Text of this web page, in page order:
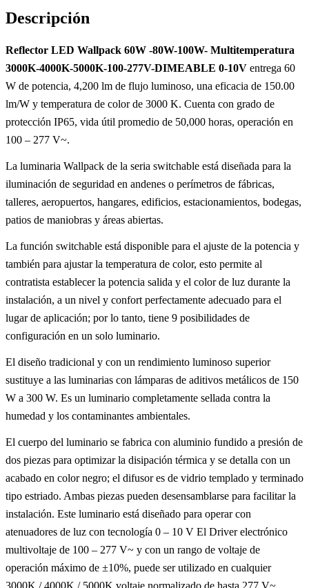
Descripción
Reflector LED Wallpack 60W -80W-100W- Multitemperatura
3000K-4000K-5000K-100-277V-DIMEABLE 0-10V entrega 60
W de potencia, 4,200 lm de flujo luminoso, una eficacia de 150.00
lm/W y temperatura de color de 3000 K. Cuenta con grado de
protección IP65, vida útil promedio de 50,000 horas, operación en
100 – 277 V~.
La luminaria Wallpack de la seria switchable está diseñada para la
iluminación de seguridad en andenes o perímetros de fábricas,
talleres, aeropuertos, hangares, edificios, estacionamientos, bodegas,
patios de maniobras y áreas abiertas.
La función switchable está disponible para el ajuste de la potencia y
también para ajustar la temperatura de color, esto permite al
contratista establecer la potencia salida y el color de luz durante la
instalación, a un nivel y confort perfectamente adecuado para el
lugar de aplicación; por lo tanto, tiene 9 posibilidades de
configuración en un solo luminario.
El diseño tradicional y con un rendimiento luminoso superior
sustituye a las luminarias con lámparas de aditivos metálicos de 150
W a 300 W. Es un luminario completamente sellada contra la
humedad y los contaminantes ambientales.
El cuerpo del luminario se fabrica con aluminio fundido a presión de
dos piezas para optimizar la disipación térmica y se detalla con un
acabado en color negro; el difusor es de vidrio templado y terminado
tipo estriado. Ambas piezas pueden desensamblarse para facilitar la
instalación. Este luminario está diseñado para operar con
atenuadores de luz con tecnología 0 – 10 V El Driver electrónico
multivoltaje de 100 – 277 V~ y con un rango de voltaje de
operación máximo de ±10%, puede ser utilizado en cualquier
3000K / 4000K / 5000K voltaje normalizado de hasta 277 V~